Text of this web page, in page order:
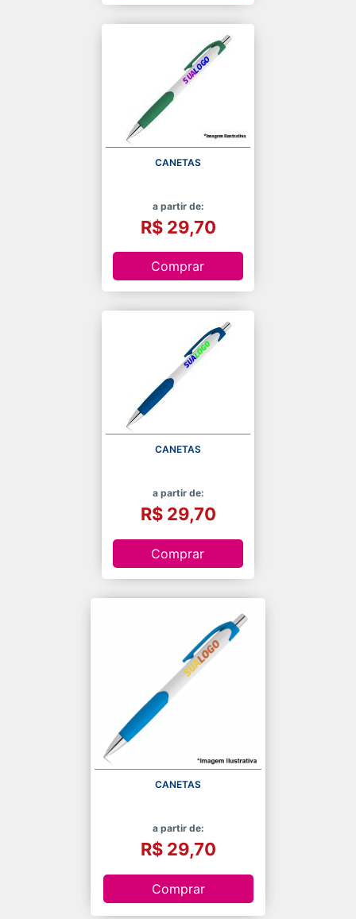
CANETAS
a partir de:
R$ 29,70
Comprar
CANETAS
a partir de:
R$ 29,70
Comprar
CANETAS
a partir de:
R$ 29,70
Comprar